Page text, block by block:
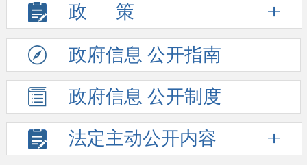
政 策
政府信息 公开指南
政府信息 公开制度
法定主动公开内容